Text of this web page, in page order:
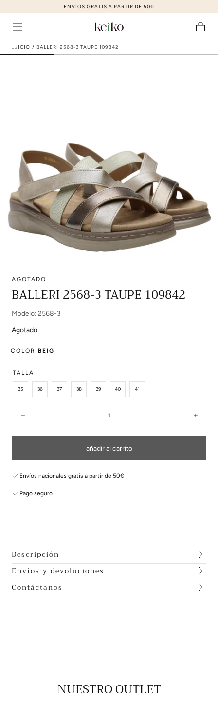
ir al contenido
ZAPATOS DE MODA AL MEJOR PRECIO
multimedia
en
modal
INICIO / BALLERI 2568-3 TAUPE 109842
AGOTADO
BALLERI 2568-3 TAUPE 109842
Modelo: 2568-3
Agotado
COLOR BEIG
TALLA
35 36 37 38 39 40 41
añadir al carrito
Envíos nacionales gratis a partir de 50€
Pago seguro
Descripción
Envíos y devoluciones
Contáctanos
NUESTRO OUTLET